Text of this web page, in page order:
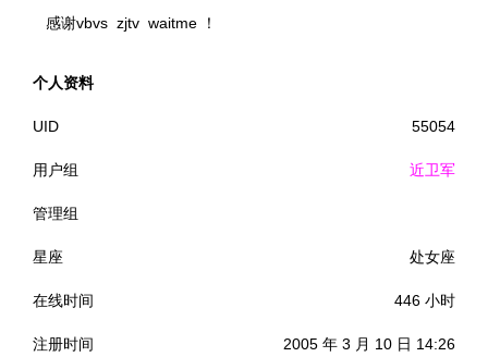
感谢vbvs zjtv waitme ！
个人资料
UID 55054
用户组 近卫军
管理组
星座 处女座
在线时间 446 小时
注册时间 2005 年 3 月 10 日 14:26